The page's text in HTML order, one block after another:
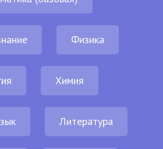
Физика
Химия
Литература